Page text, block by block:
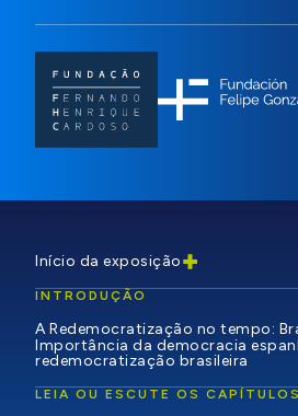
Início da exposição
INTRODUÇÃO
A Redemocratização no tempo:
Importância da democracia
redemocratização brasileira
LEIA OU ESCUTE OS CAPÍTULOS